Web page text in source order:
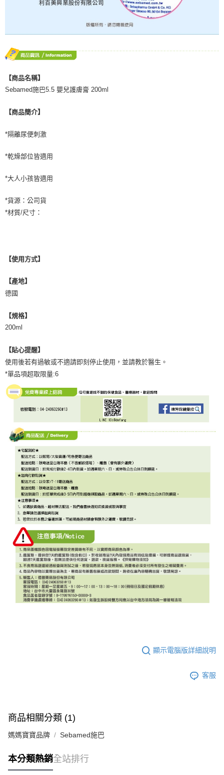
【商品名稱】
Sebamed施巴5.5 嬰兒護膚膏 200ml
【商品簡介】
*隔離尿便刺激
*乾燥部位皆適用
*大人小孩皆適用
*貨源：公司貨
*材質/尺寸：
【使用方式】
【產地】
德國
【規格】
200ml
【貼心提醒】
使用後若有過敏或不適請即刻停止使用，並請教於醫生。
*單品項超取限量:6
顯示電腦版詳細說明
客服
商品相關分類 (1)
媽媽寶寶品牌 Sebamed施巴
本分類熱銷全站排行